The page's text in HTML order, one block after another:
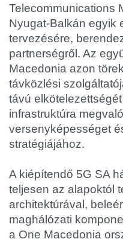
Telecommunications
Nyugat-Balkán egyik
tervezésére,
partnerségről. Az
Macedonia azon
távközlési
távú
infrastruktúra
versenyképességet
stratégiájához.
A kiépítendő 5G SA
teljesen az alapoktól
architektúrával,
maghálózati
a One Macedonia